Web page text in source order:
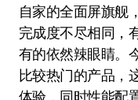
自家的全面屏旗舰
完成度不尽相同，
有的依然辣眼睛。
比较热门的产品，